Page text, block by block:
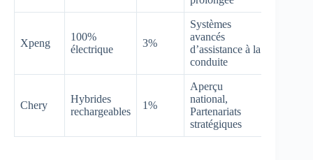
Xpeng
100%
électrique
3%
Systèmes
avancés
d’assistance à la
conduite
Chery
Hybrides
rechargeables
1%
Aperçu
national,
Partenariats
stratégiques